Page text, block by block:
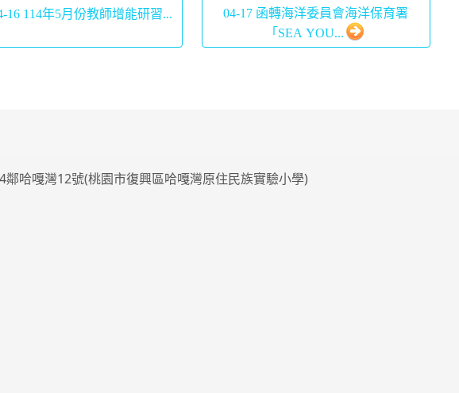
16 114年5月份教師增能研習...
04-17 函轉海洋委員會海洋保育署
「SEA YOU...
哈嘎灣12號(桃園市復興區哈嘎灣原住民族實驗小學)